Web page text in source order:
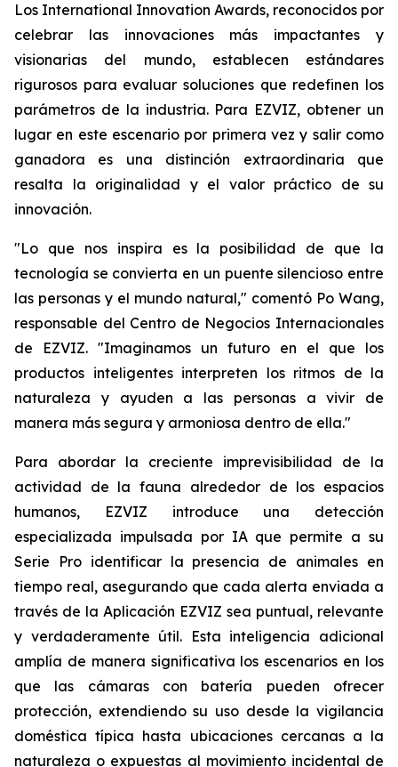
Los International Innovation Awards, reconocidos por
celebrar las innovaciones más impactantes y
visionarias del mundo, establecen estándares
rigurosos para evaluar soluciones que redefinen los
parámetros de la industria. Para EZVIZ, obtener un
lugar en este escenario por primera vez y salir como
ganadora es una distinción extraordinaria que
resalta la originalidad y el valor práctico de su
innovación.
"Lo que nos inspira es la posibilidad de que la
tecnología se convierta en un puente silencioso entre
las personas y el mundo natural," comentó Po Wang,
responsable del Centro de Negocios Internacionales
de EZVIZ. "Imaginamos un futuro en el que los
productos inteligentes interpreten los ritmos de la
naturaleza y ayuden a las personas a vivir de
manera más segura y armoniosa dentro de ella."
Para abordar la creciente imprevisibilidad de la
actividad de la fauna alrededor de los espacios
humanos, EZVIZ introduce una detección
especializada impulsada por IA que permite a su
Serie Pro identificar la presencia de animales en
tiempo real, asegurando que cada alerta enviada a
través de la Aplicación EZVIZ sea puntual, relevante
y verdaderamente útil. Esta inteligencia adicional
amplía de manera significativa los escenarios en los
que las cámaras con batería pueden ofrecer
protección, extendiendo su uso desde la vigilancia
doméstica típica hasta ubicaciones cercanas a la
naturaleza o expuestas al movimiento incidental de